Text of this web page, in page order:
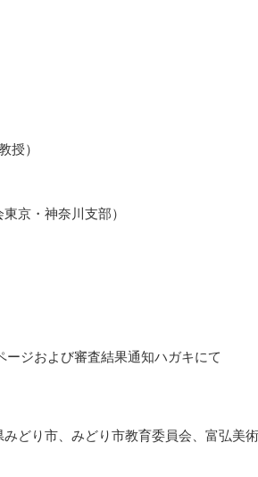
授）
京・神奈川支部）
ージおよび審査結果通知ハガキにて
どり市、みどり市教育委員会、富弘美